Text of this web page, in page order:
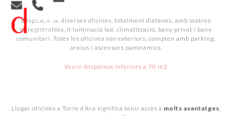
Skip
content
mobile
menu
mobile
menu
Disposem de diverses oficines, totalment diàfanes, amb sostres
enregistrables, il·luminació led, climatització, bany privat i bany
comunitari. Totes les oficines són exteriors, compten amb parking,
arxius i ascensors panoràmics.
Veure despatxos inferiors a 70 m2
Llogar oficines a Torre d’Ara significa tenir accés a molts avantatges,